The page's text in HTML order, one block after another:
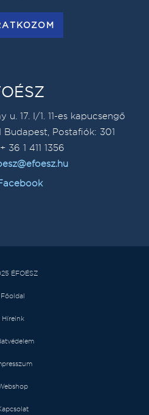
17. I/1. 11-es kapucsengő
Budapest, Postafiók: 301
36 1 411 1356
ÉFOÉSZ
Főoldal
Híreink